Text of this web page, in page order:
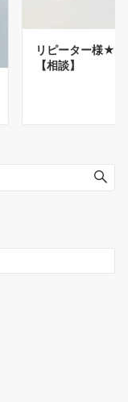
リピーター様★
【相談】